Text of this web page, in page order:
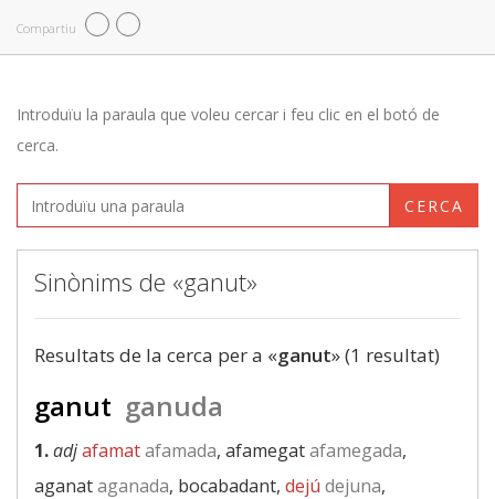
Compartiu
Introduïu la paraula que voleu cercar i feu clic en el botó de
cerca.
CERCA
Sinònims de «ganut»
Resultats de la cerca per a «ganut» (1 resultat)
ganut ganuda
1.adjafamatafamada, afamegatafamegada,
aganataganada, bocabadant, dejú dejuna,